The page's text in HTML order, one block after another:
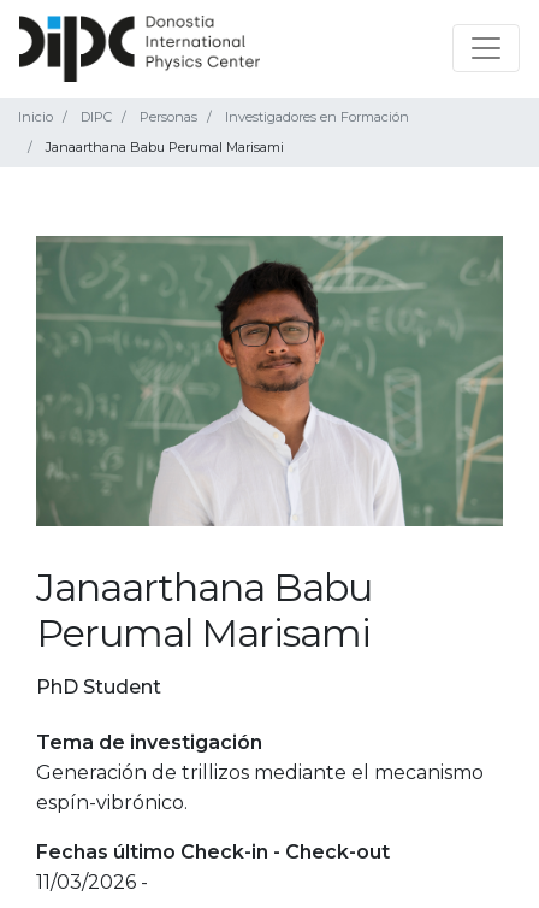
Inicio DIPC Personas
Investigadores en Formación
Janaarthana Babu Perumal Marisami
Janaarthana Babu
Perumal Marisami
PhD Student
Tema de investigación
Generación de trillizos mediante el mecanismo
espín-vibrónico.
Fechas último Check-in - Check-out
11/03/2026 -